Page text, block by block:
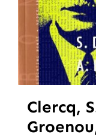
Clercq,